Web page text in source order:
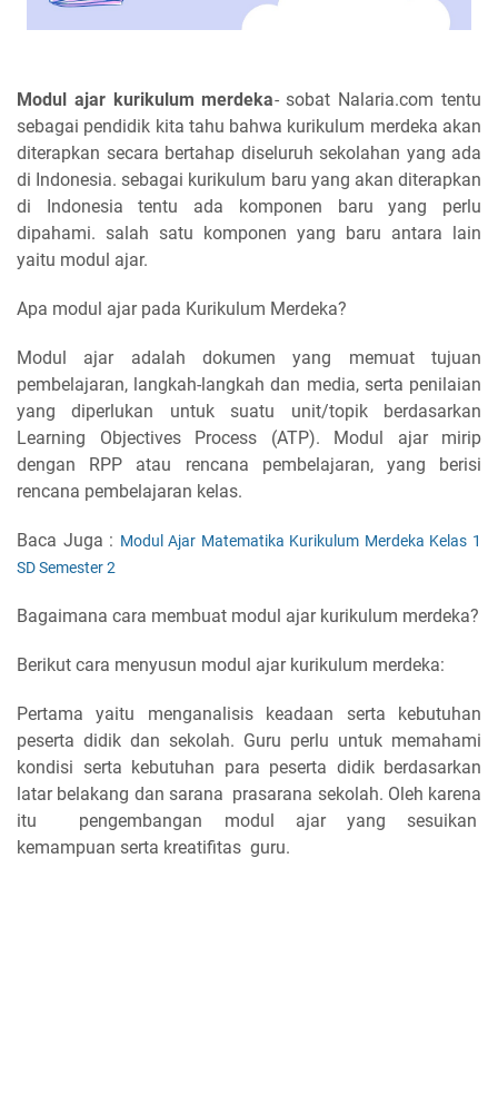
Modul ajar kurikulum merdeka- sobat Nalaria.com tentu
sebagai pendidik kita tahu bahwa kurikulum merdeka akan
diterapkan secara bertahap diseluruh sekolahan yang ada
di Indonesia. sebagai kurikulum baru yang akan diterapkan
di Indonesia tentu ada komponen baru yang perlu
dipahami. salah satu komponen yang baru antara lain
yaitu modul ajar.
Apa modul ajar pada Kurikulum Merdeka?
Modul ajar adalah dokumen yang memuat tujuan
pembelajaran, langkah-langkah dan media, serta penilaian
yang diperlukan untuk suatu unit/topik berdasarkan
Learning Objectives Process (ATP). Modul ajar mirip
dengan RPP atau rencana pembelajaran, yang berisi
rencana pembelajaran kelas.
Baca Juga : Modul Ajar Matematika Kurikulum Merdeka Kelas 1
SD Semester 2
Bagaimana cara membuat modul ajar kurikulum merdeka?
Berikut cara menyusun modul ajar kurikulum merdeka:
Pertama yaitu menganalisis keadaan serta kebutuhan
peserta didik dan sekolah. Guru perlu untuk memahami
kondisi serta kebutuhan para peserta didik berdasarkan
latar belakang dan sarana prasarana sekolah. Oleh karena
itu pengembangan modul ajar yang sesuikan
kemampuan serta kreatifitas guru.